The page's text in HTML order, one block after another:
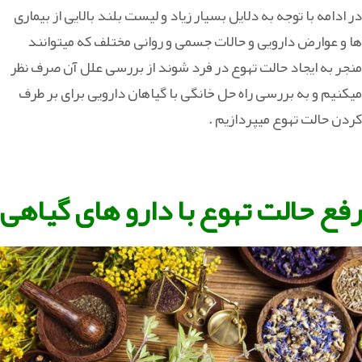
در ادامه با توجه به دلایل بسیار زیاد و لیست بلند بالایی از بیماری
ها و عوارض دارویی و حالات جسمی و روانی مختلف که میتوانند
منجر به ایجاد حالت تهوع در فرد شوند از بررسی علل آن صرف نظر
میکنیم و به بررسی راه حل خانگی با گیاهان دارویی برای بر طرف
کردن حالت تهوع میپردازیم .
رفع حالت تهوع با دارو های گیاهی